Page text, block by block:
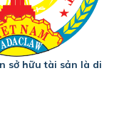
sở hữu tài sản là di